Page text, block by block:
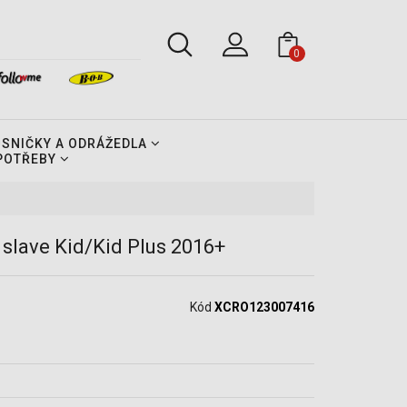
0
A ODRÁŽEDLA
Kid/Kid Plus 2016+
Kód XCRO123007416